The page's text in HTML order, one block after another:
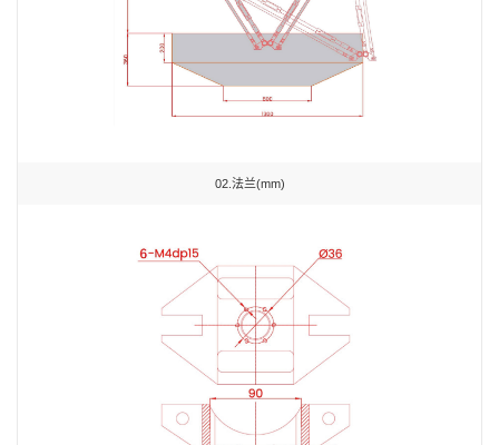
02.法兰(mm)